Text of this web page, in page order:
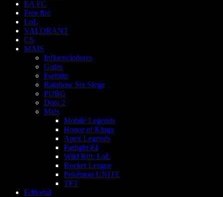
EA FC
Free fire
LoL
VALORANT
CS
MAIS
Influenciadores
Guias
Fortnite
Rainbow Six Siege
PUBG
Dota 2
Mais
Mobile Legends
Honor of Kings
Apex Legends
Farlight 84
Wild Rift: LoL
Rocket League
Pokémon UNITE
TFT
Editorial